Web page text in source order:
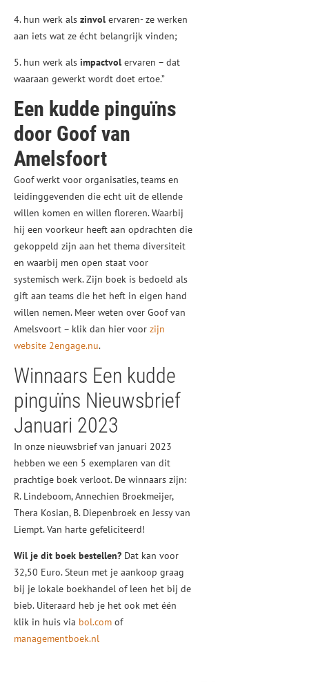
4. hun werk als zinvol ervaren- ze werken
aan iets wat ze écht belangrijk vinden;
5. hun werk als impactvol ervaren – dat
waaraan gewerkt wordt doet ertoe.”
Een kudde pinguïns
door Goof van
Amelsfoort
Goof werkt voor organisaties, teams en
leidinggevenden die echt uit de ellende
willen komen en willen floreren. Waarbij
hij een voorkeur heeft aan opdrachten die
gekoppeld zijn aan het thema diversiteit
en waarbij men open staat voor
systemisch werk. Zijn boek is bedoeld als
gift aan teams die het heft in eigen hand
willen nemen. Meer weten over Goof van
Amelsvoort – klik dan hier voor zijn
website 2engage.nu.
Winnaars Een kudde
pinguïns Nieuwsbrief
Januari 2023
In onze nieuwsbrief van januari 2023
hebben we een 5 exemplaren van dit
prachtige boek verloot. De winnaars zijn:
R. Lindeboom, Annechien Broekmeijer,
Thera Kosian, B. Diepenbroek en Jessy van
Liempt. Van harte gefeliciteerd!
Wil je dit boek bestellen? Dat kan voor
32,50 Euro. Steun met je aankoop graag
bij je lokale boekhandel of leen het bij de
bieb. Uiteraard heb je het ook met één
klik in huis via bol.com of
managementboek.nl